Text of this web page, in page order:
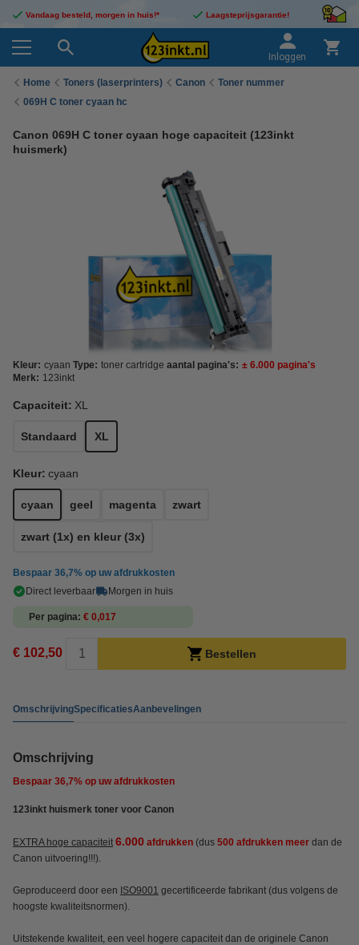
Vandaag besteld, morgen in huis!* Laagsteprijsgarantie!
Inloggen
Home Toners (laserprinters) Canon
Toner nummer
069H C toner cyaan hc
Canon 069H C toner cyaan hoge capaciteit (123inkt
huismerk)
Kleur: cyaan Type: toner cartridge aantal pagina's: ± 6.000 pagina's
Merk: 123inkt
Capaciteit: XL
Standaard XL
Kleur: cyaan
cyaan geel magenta zwart
zwart (1x) en kleur (3x)
Bespaar 36,7% op uw afdrukkosten
Direct leverbaar
Morgen in huis
Per pagina € 0,017
€ 102,50 Bestellen
OmschrijvingSpecificatiesAanbevelingen
Omschrijving
Bespaar 36,7% op uw afdrukkosten
123inkt huismerk toner voor Canon
EXTRA hoge capaciteit 6.000 afdrukken (dus 500 afdrukken meer dan de
Canon uitvoering!!!).
Geproduceerd door een ISO9001 gecertificeerde fabrikant (dus volgens de
hoogste kwaliteitsnormen).
Uitstekende kwaliteit, een veel hogere capaciteit dan de originele Canon